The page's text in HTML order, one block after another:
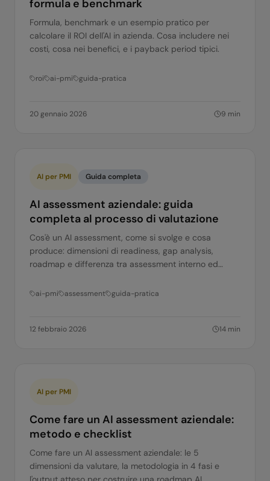
formula e benchmark
Formula, benchmark e un esempio pratico per
calcolare il ROI dell'AI in azienda. Cosa includere nei
costi, cosa nei benefici, e i payback period tipici.
roi ai-pmi guida-pratica
20 gennaio 2026 9 min
AI per PMI Guida completa
AI assessment aziendale: guida
completa al processo di valutazione
Cos'è un AI assessment, come si svolge e cosa
produce: dimensioni di readiness, gap analysis,
roadmap e differenza tra assessment interno ed
ai-pmi assessment guida-pratica
12 febbraio 2026 14 min
AI per PMI
Come fare un AI assessment aziendale:
metodo e checklist
Come fare un AI assessment aziendale: le 5
dimensioni da valutare, la metodologia in 4 fasi e